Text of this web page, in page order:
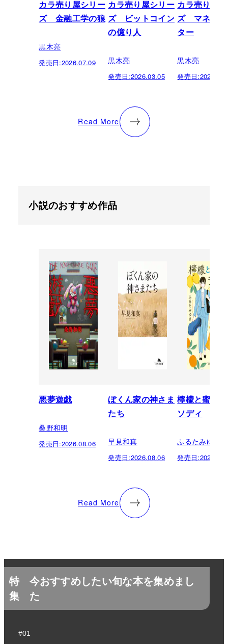
カラ売り屋シリー
ズ 金融工学の狼
黒木亮
発売日:2026.07.09
カラ売り屋シリー
ズ ビットコイン
の億り人
黒木亮
発売日:2026.03.05
カラ売り屋
ズ マネーモ
ター
黒木亮
発売日:
Read More
小説のおすすめ作品
悪夢遊戯
桑野和明
発売日:2026.08.06
ぼくん家の神さま
たち
早見和真
発売日:2026.08.06
檸檬と蜜柑
ソディ
ふるたみゆき
発売日:
Read More
特
集
今おすすめしたい旬な本を集めまし
た
#01